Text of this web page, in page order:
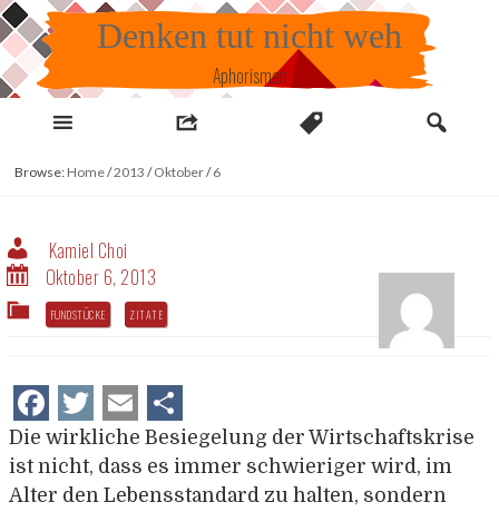
Skip
to
content
Denken tut nicht weh
Aphorismen
Browse: Home/2013 /Oktober/6
Kamiel Choi
Oktober 6, 2013
FUNDSTÜCKE ZITATE
Facebook
Twitter
Email
Die wirkliche Besiegelung der Wirtschaftskrise
ist nicht, dass es immer schwieriger wird, im
Alter den Lebensstandard zu halten, sondern